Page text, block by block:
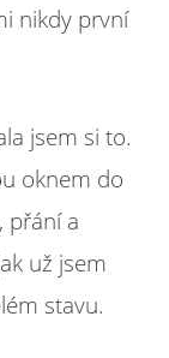
nikdy první
jsem si to.
oknem do
přání a
už jsem
stavu.